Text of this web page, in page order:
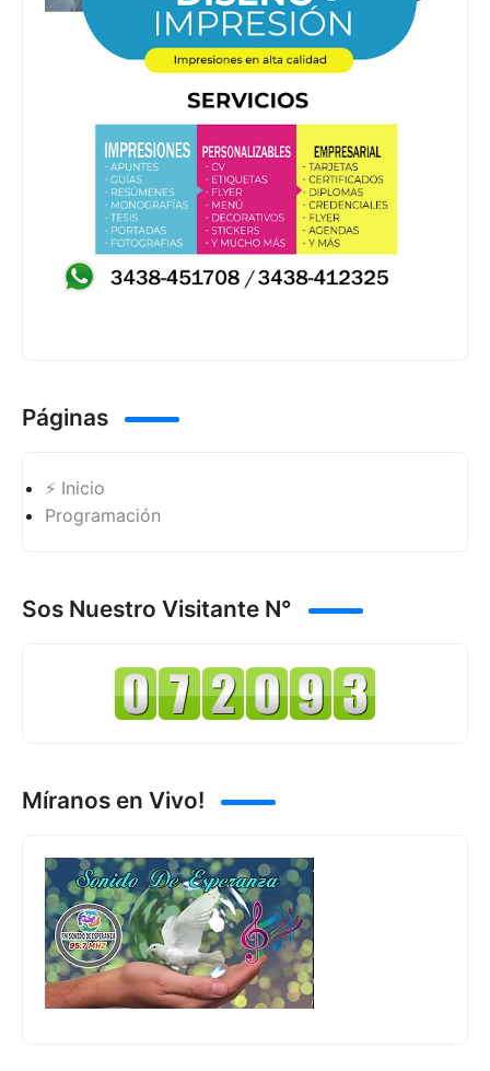
Páginas
⚡ Inicio
Programación
Sos Nuestro Visitante N°
Míranos en Vivo!